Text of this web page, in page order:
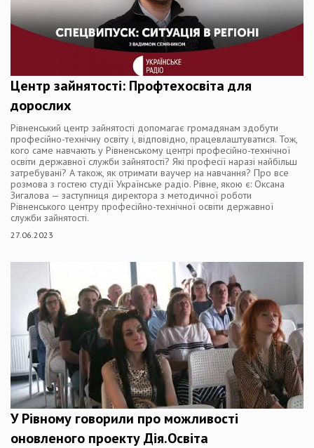
Центр зайнятості: Профтехосвіта для
дорослих
Рівненський центр зайнятості допомагає громадянам здобути
професійно-технічну освіту і, відповідно, працевлаштуватися. Тож,
кого саме навчають у Рівненському центрі професійно-технічної
освіти державної служби зайнятості? Які професії наразі найбільш
затребувані? А також, як отримати ваучер на навчання? Про все
розмова з гостею студії Українське радіо. Рівне, якою є: Оксана
Зигалова — заступниця директора з методичної роботи
Рівненського центру професійно-технічної освіти державної
служби зайнятості.
27.06.2023
У Рівному говорили про можливості
оновленого проекту Дія.Освіта